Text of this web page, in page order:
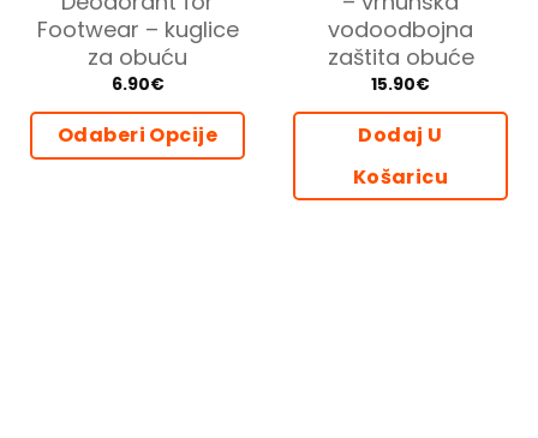
Footwear – kuglice
za obuću
6.90€
Odaberi Opcije
vodoodbojna
zaštita obuće
15.90€
Dodaj U
Košaricu